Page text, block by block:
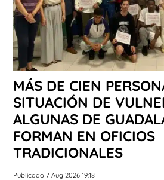
MÁS DE CIEN
SITUACIÓN DE
ALGUNAS DE
FORMAN EN OFICIOS
TRADICIONALES
Publicado 7 Aug 2026 19:18